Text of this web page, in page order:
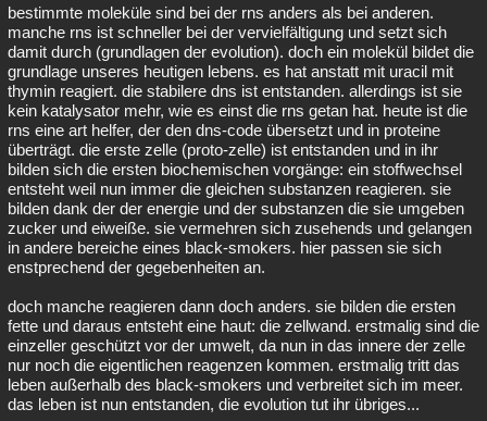
bestimmte moleküle sind bei der rns anders als bei anderen.
manche rns ist schneller bei der vervielfältigung und setzt sich
damit durch (grundlagen der evolution). doch ein molekül bildet die
grundlage unseres heutigen lebens. es hat anstatt mit uracil mit
thymin reagiert. die stabilere dns ist entstanden. allerdings ist sie
kein katalysator mehr, wie es einst die rns getan hat. heute ist die
rns eine art helfer, der den dns-code übersetzt und in proteine
überträgt. die erste zelle (proto-zelle) ist entstanden und in ihr
bilden sich die ersten biochemischen vorgänge: ein stoffwechsel
entsteht weil nun immer die gleichen substanzen reagieren. sie
bilden dank der der energie und der substanzen die sie umgeben
zucker und eiweiße. sie vermehren sich zusehends und gelangen
in andere bereiche eines black-smokers. hier passen sie sich
enstprechend der gegebenheiten an.
doch manche reagieren dann doch anders. sie bilden die ersten
fette und daraus entsteht eine haut: die zellwand. erstmalig sind die
einzeller geschützt vor der umwelt, da nun in das innere der zelle
nur noch die eigentlichen reagenzen kommen. erstmalig tritt das
leben außerhalb des black-smokers und verbreitet sich im meer.
das leben ist nun entstanden, die evolution tut ihr übriges...